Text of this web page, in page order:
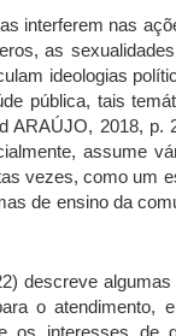
interferem nas
as
ideologias
pública, tais
ARAÚJO, 2018,
assume
vezes, como um
de ensino da
descreve
o atendimento,